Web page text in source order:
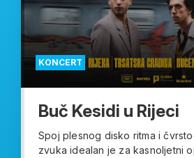
KONCERT
Buč Kesidi u Rijeci
Spoj plesnog disko ritma i
zvuka idealan je za kasnoljetni